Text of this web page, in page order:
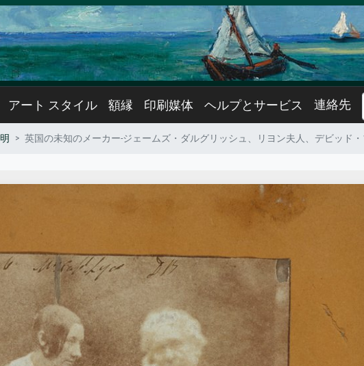
アート スタイル 額縁 印刷媒体 ヘルプとサービス 連絡先
英国の未知のメーカー-ジェームズ・ダルグリッシュ、リヨン夫人、デビッド